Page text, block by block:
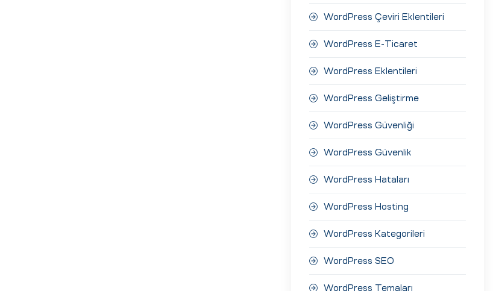
WordPress Çeviri Eklentileri
WordPress E-Ticaret
WordPress Eklentileri
WordPress Geliştirme
WordPress Güvenliği
WordPress Güvenlik
WordPress Hataları
WordPress Hosting
WordPress Kategorileri
WordPress SEO
WordPress Temaları